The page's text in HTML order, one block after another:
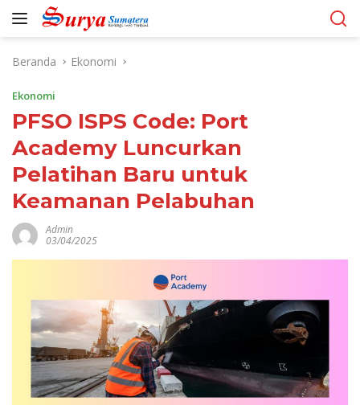
Langsung
Beranda
Ekonomi
Ekonomi
PFSO ISPS Code: Port
Academy Luncurkan
Pelatihan Baru untuk
Keamanan Pelabuhan
Admin
03/04/2025